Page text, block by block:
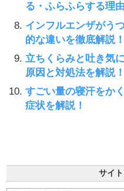
る・ふらふらする理由
インフルエンザがう
的な違いを徹底解説！
立ちくらみと吐き気
原因と対処法を解説！
すごい量の寝汗をか
症状を解説！
サイ